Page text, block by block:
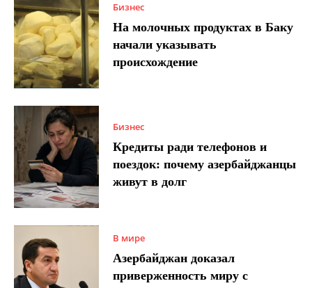
Бизнес
На молочных продуктах в Баку
начали указывать
происхождение
Бизнес
Кредиты ради телефонов и
поездок: почему азербайджанцы
живут в долг
В мире
Азербайджан доказал
приверженность миру с